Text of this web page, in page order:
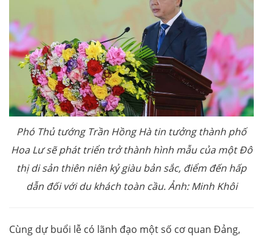
Phó Thủ tướng Trần Hồng Hà tin tưởng thành phố
Hoa Lư sẽ phát triển trở thành hình mẫu của một Đô
thị di sản thiên niên kỷ giàu bản sắc, điểm đến hấp
dẫn đối với du khách toàn cầu. Ảnh: Minh Khôi
Cùng dự buổi lễ có lãnh đạo một số cơ quan Đảng,